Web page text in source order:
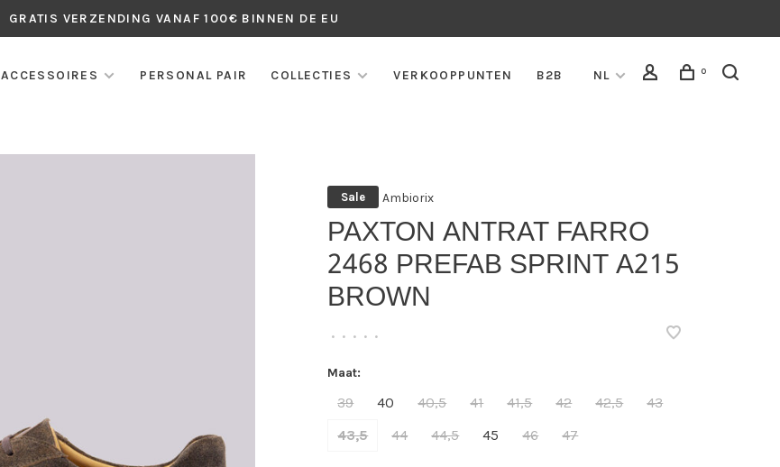
GRATIS VERZENDING VANAF 100€ BINNEN DE EU
ACCESSOIRES PERSONAL PAIR COLLECTIES VERKOOPPUNTEN B2B NL 0
Sale Ambiorix
PAXTON ANTRAT FARRO
2468 PREFAB SPRINT A215
BROWN
• • • • •
Maat:
39 40 40,5 41 41,5 42 42,5
43
43,5
44 44,5 45 46 47